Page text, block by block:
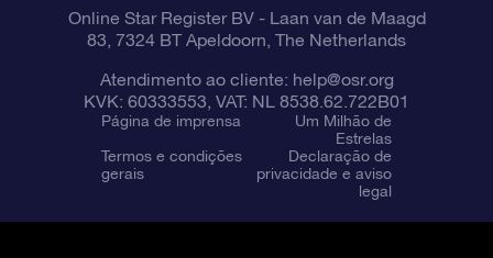
Online Star Register BV- Laan van de Maagd
83, 7324 BT Apeldoorn, The Netherlands
Atendimento ao cliente: help@osr.org
KVK: 60333553, VAT: NL 8538.62.722B01
Página de imprensa
Um Milhão de
Estrelas
Termos e condições
gerais
Declaração de
privacidade e aviso
legal